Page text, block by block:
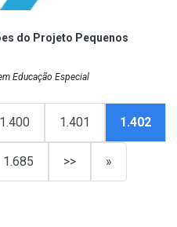
do Projeto Pequenos
Educação Especial
1.400 1.401 1.402
1.685 >> »